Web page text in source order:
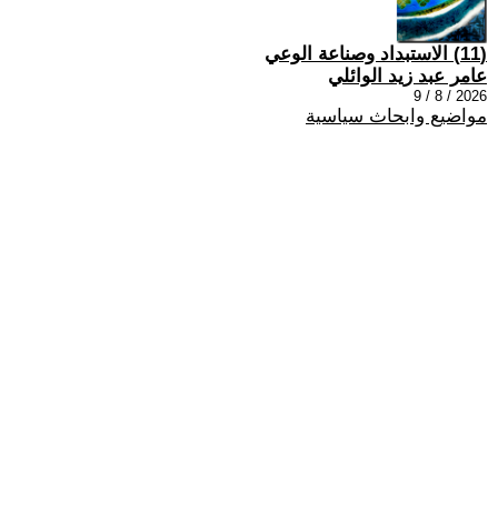
(11) الاستبداد وصناعة الوعي
عامر عبد زيد الوائلي
2026 / 8 / 9
مواضيع وابحاث سياسية